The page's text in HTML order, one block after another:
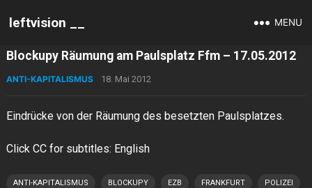
leftvision __ MENU
Blockupy Räumung am Paulsplatz Ffm – 17.05.2012
ANTI-KAPITALISMUS 18. Mai 2012
Eindrücke von der Räumung des besetzten Paulsplatzes.
Click CC for subtitles: English
ANTI-KAPITALISMUS BLOCKUPY EZB FRANKFURT POLIZEI